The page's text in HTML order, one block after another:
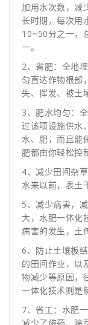
加用水次数，减
长时期，每次用
10~50分之一，
一。
2、省肥：全地
匀直达作物根部
失、挥发、被土
3、肥水均匀：
过该项设施供水
水、肥，而且能
肥都由你轻松控
4、减少田间杂
水来以前，表土
5、减少病害，
大，水肥一体化
病害的发生，土
6、防止土壤板
的田间作业，以
物减少等原因，
一体化技术则是
7、省工：水肥